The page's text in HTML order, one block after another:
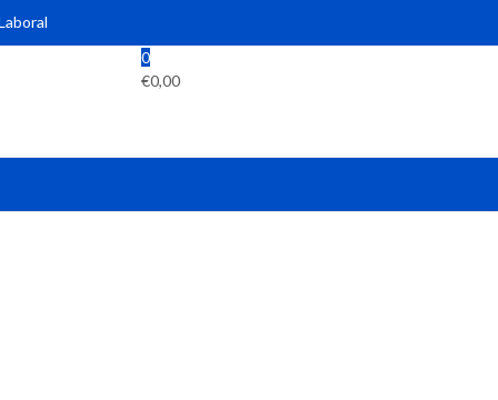
0
€0,00